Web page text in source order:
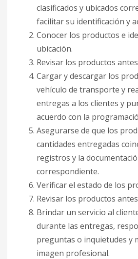
clasificados y ubicados
facilitar su identificación y
Conocer los productos e
ubicación.
Revisar los productos
Cargar y descargar los
vehículo de transporte y
entregas a los clientes y
acuerdo con la
Asegurarse de que los
cantidades entregadas
registros y la
correspondiente.
Verificar el estado de los
Revisar los productos
Brindar un servicio al
durante las entregas,
preguntas o inquietudes y
imagen profesional.